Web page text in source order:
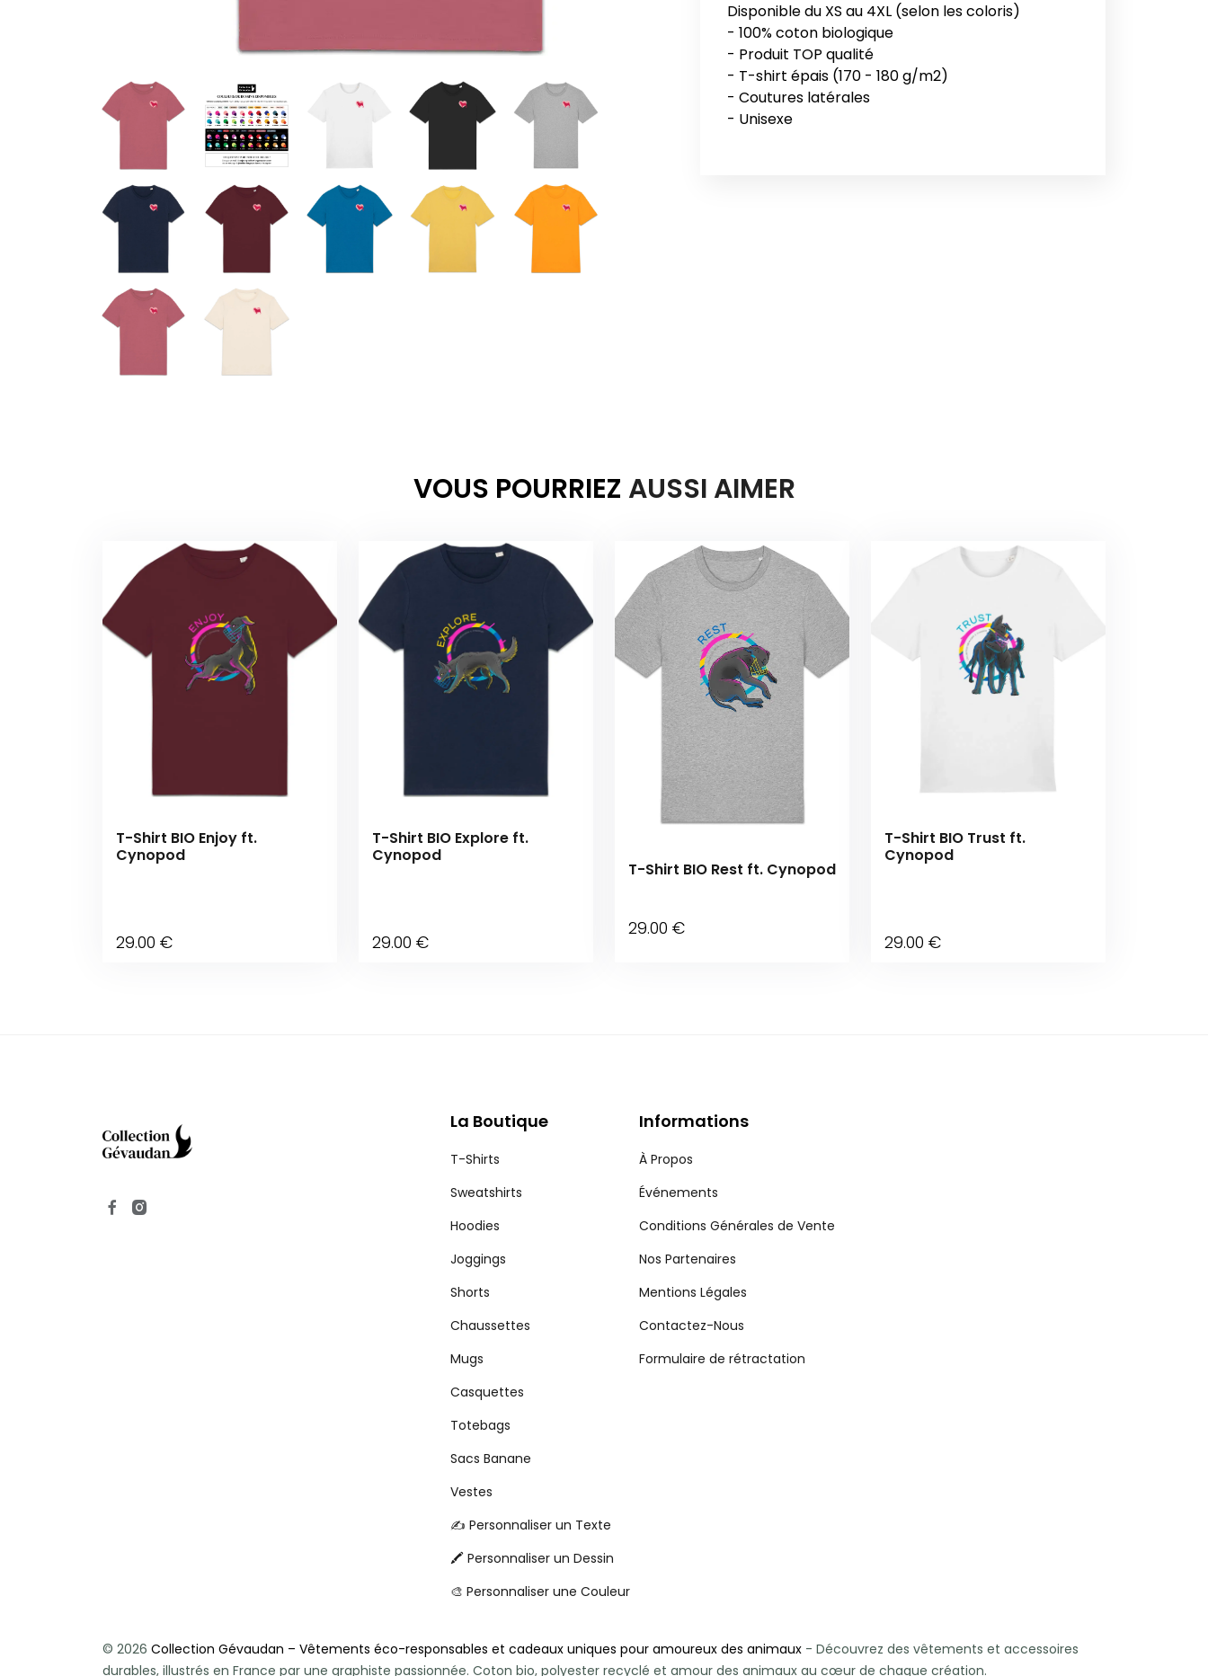
Disponible du XS au 4XL (selon les coloris)
- 100% coton biologique
- Produit TOP qualité
- T-shirt épais (170 - 180 g/m2)
- Coutures latérales
VOUS POURRIEZ AUSSI AIMER
T-Shirt BIO Enjoy ft.
Cynopod
29.00 €
T-Shirt BIO Explore ft.
Cynopod
29.00 €
T-Shirt BIO Rest ft. Cynopod
29.00 €
T-Shirt BIO Trust ft.
Cynopod
29.00 €
La Boutique
T-Shirts
Sweatshirts
Hoodies
Joggings
Shorts
Chaussettes
Mugs
Casquettes
Totebags
Sacs Banane
Vestes
✍️ Personnaliser un Texte
🖍️ Personnaliser un Dessin
🎨 Personnaliser une Couleur
Informations
À Propos
Événements
Conditions Générales de Vente
Nos Partenaires
Mentions Légales
Contactez-Nous
Formulaire de rétractation
© 2026 Collection Gévaudan – Vêtements éco-responsables et cadeaux uniques pour amoureux des animaux - Découvrez des vêtements et accessoires
durables, illustrés en France par une graphiste passionnée. Coton bio, polyester recyclé et amour des animaux au cœur de chaque création.